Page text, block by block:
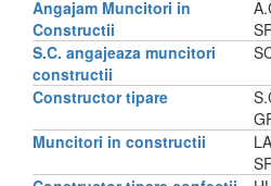
Angajam Muncitori in
Constructii
S.C. angajeaza muncitori
constructii
Constructor tipare
Muncitori in constructii